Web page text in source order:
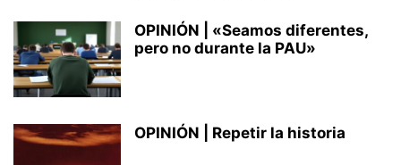
OPINIÓN | «Seamos diferentes,
pero no durante la PAU»
OPINIÓN | Repetir la historia